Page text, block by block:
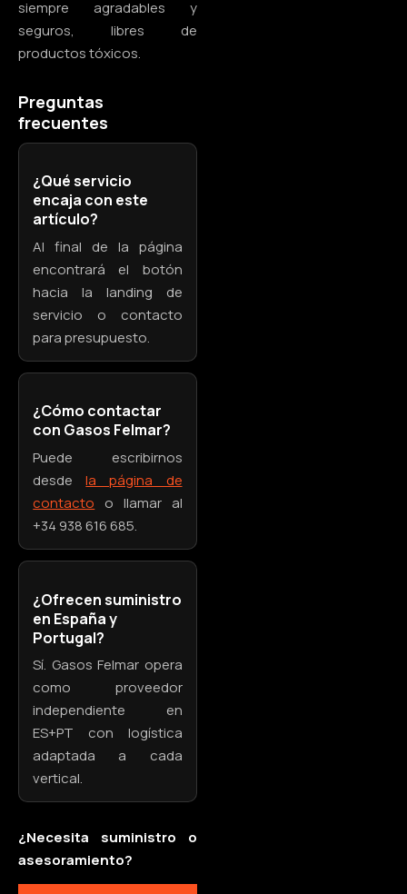
siempre agradables y
seguros, libres de
productos tóxicos.
Preguntas
frecuentes
¿Qué servicio
encaja con este
artículo?
Al final de la página
encontrará el botón
hacia la landing de
servicio o contacto
para presupuesto.
¿Cómo contactar
con Gasos Felmar?
Puede escribirnos
desdela página de
contacto o llamar al
+34 938 616 685.
¿Ofrecen suministro
en España y
Portugal?
Sí. Gasos Felmar opera
como proveedor
independiente en
ES+PT con logística
adaptada a cada
vertical.
¿Necesita suministro o
asesoramiento?